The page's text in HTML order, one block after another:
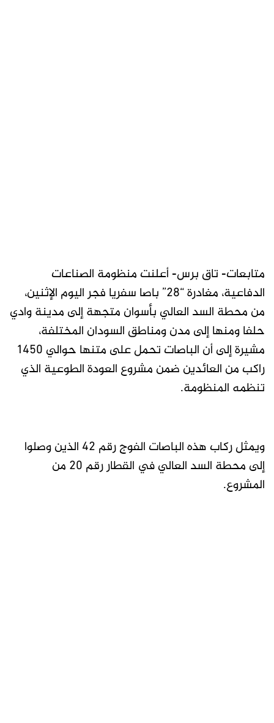
متابعات- تاق برس- أعلنت منظومة الصناعات
الدفاعية، مغادرة “28” باصا سفريا فجر اليوم الإثنين،
من محطة السد العالي بأسوان متجهة إلى مدينة وادي
حلفا ومنها إلى مدن ومناطق السودان المختلفة،
مشيرة إلى أن الباصات تحمل على متنها حوالي 1450
راكب من العائدين ضمن مشروع العودة الطوعية الذي
تنظمه المنظومة.
ويمثل ركاب هذه الباصات الفوج رقم 42 الذين وصلوا
إلى محطة السد العالي في القطار رقم 20 من
المشروع.